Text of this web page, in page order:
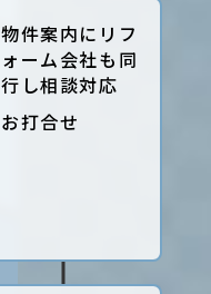
物件案内にリフ
ォーム会社も同
行し相談対応
お打合せ